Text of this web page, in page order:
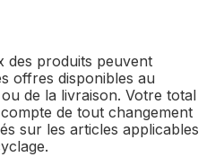
des produits peuvent
offres disponibles au
de la livraison. Votre total
de tout changement
sur les articles applicables